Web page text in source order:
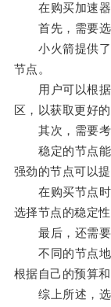
在购买加速器
首先，需要选
小火箭提供了
节点。
用户可以根据
区，以获取更好的
其次，需要考
稳定的节点能
强劲的节点可以
在购买节点时
选择节点的稳定
最后，还需要
不同的节点地
根据自己的预算
综上所述，选